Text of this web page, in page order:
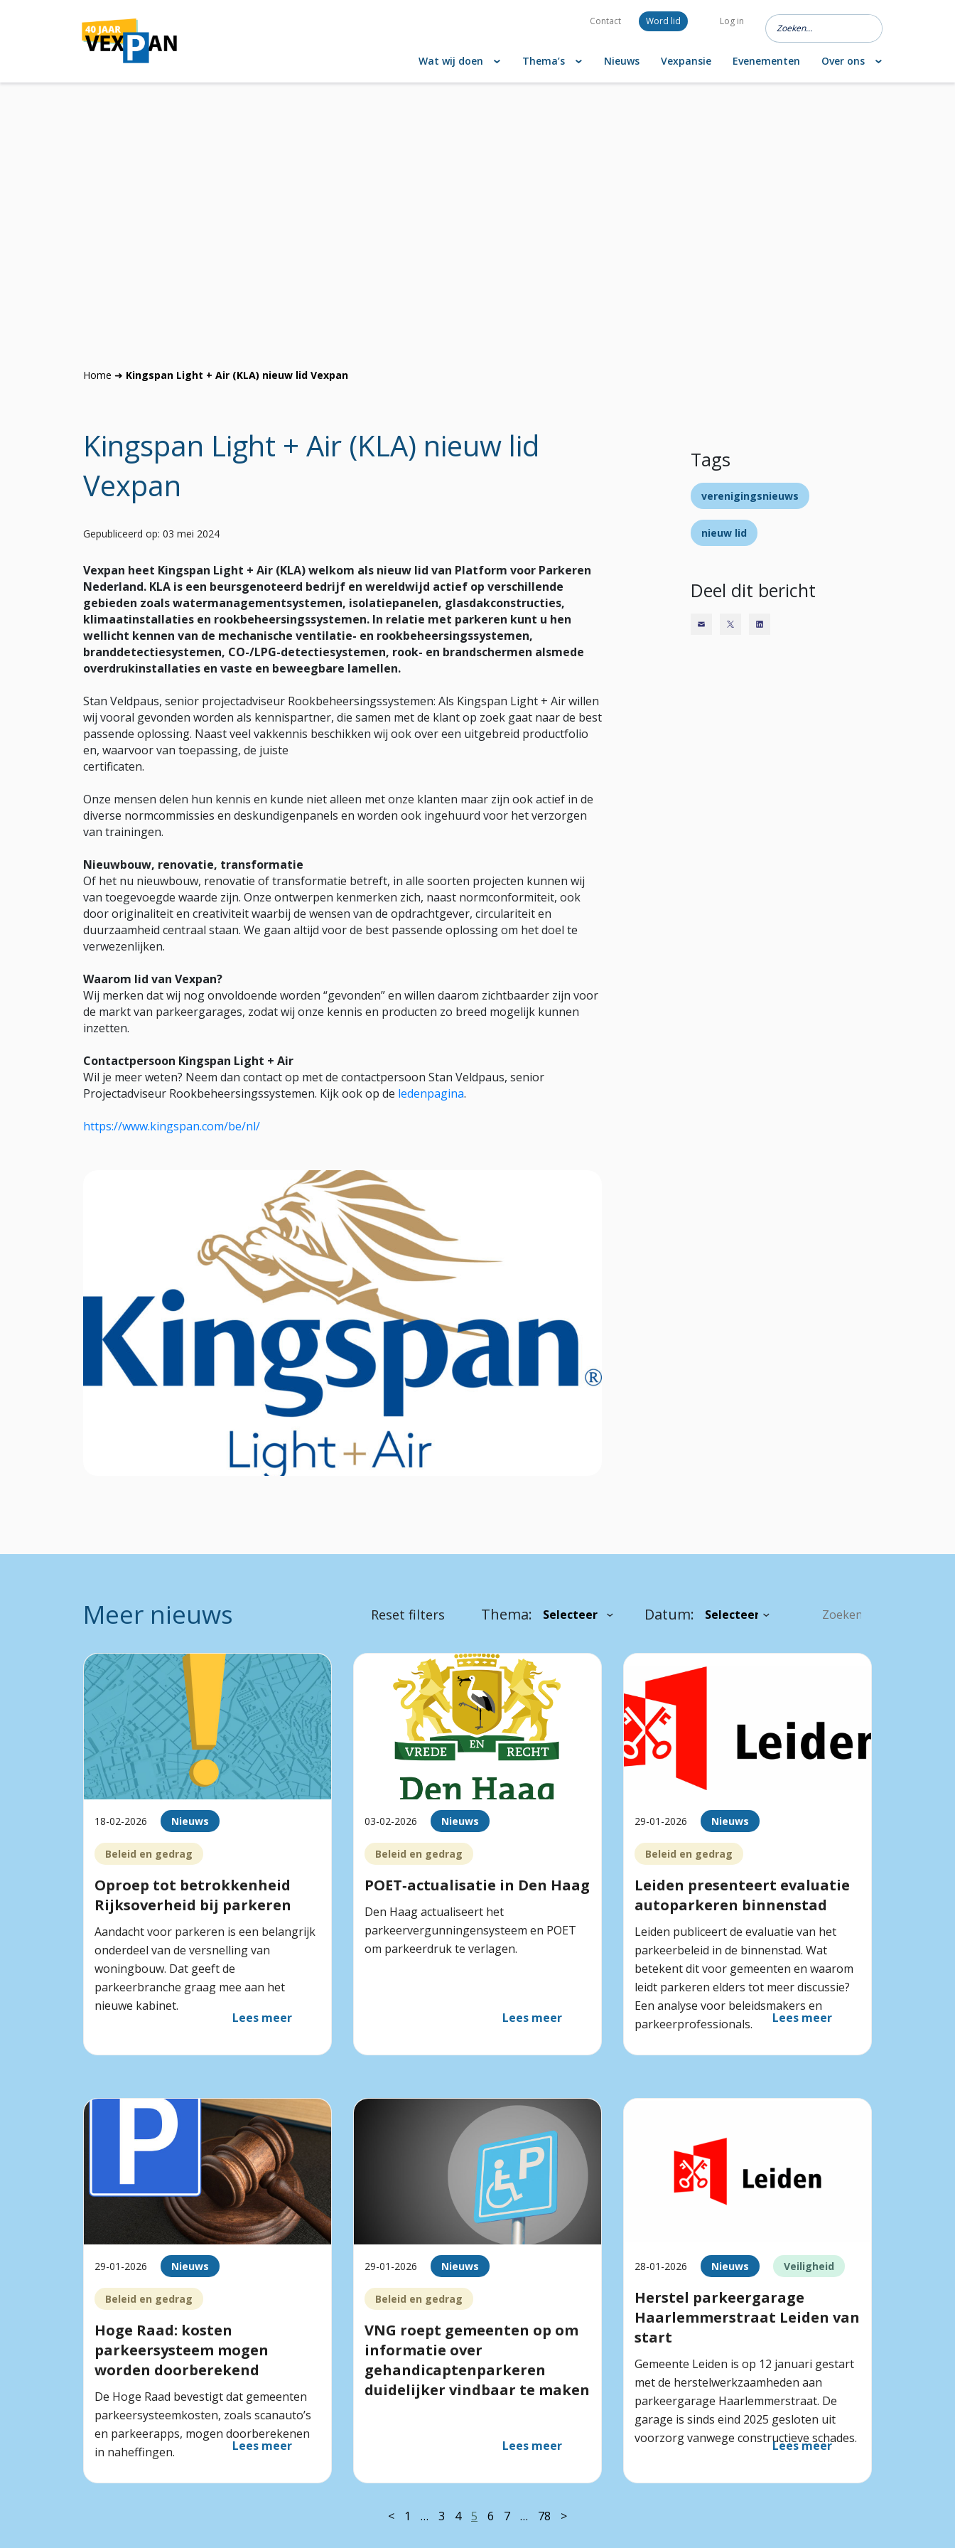
Contact Word lid Log in
Wat wij doen Thema’s Nieuws Vexpansie Evenementen Over ons
Home ➜ Kingspan Light + Air (KLA) nieuw lid Vexpan
Kingspan Light + Air (KLA) nieuw lid
Vexpan
Gepubliceerd op: 03 mei 2024
Vexpan heet Kingspan Light + Air (KLA) welkom als nieuw lid van Platform voor Parkeren
Nederland. KLA is een beursgenoteerd bedrijf en wereldwijd actief op verschillende
gebieden zoals watermanagementsystemen, isolatiepanelen, glasdakconstructies,
klimaatinstallaties en rookbeheersingssystemen. In relatie met parkeren kunt u hen
wellicht kennen van de mechanische ventilatie- en rookbeheersingssystemen,
branddetectiesystemen, CO-/LPG-detectiesystemen, rook- en brandschermen alsmede
overdrukinstallaties en vaste en beweegbare lamellen.
Stan Veldpaus, senior projectadviseur Rookbeheersingssystemen: Als Kingspan Light + Air willen
wij vooral gevonden worden als kennispartner, die samen met de klant op zoek gaat naar de best
passende oplossing. Naast veel vakkennis beschikken wij ook over een uitgebreid productfolio
en, waarvoor van toepassing, de juiste
certificaten.
Onze mensen delen hun kennis en kunde niet alleen met onze klanten maar zijn ook actief in de
diverse normcommissies en deskundigenpanels en worden ook ingehuurd voor het verzorgen
van trainingen.
Nieuwbouw, renovatie, transformatie
Of het nu nieuwbouw, renovatie of transformatie betreft, in alle soorten projecten kunnen wij
van toegevoegde waarde zijn. Onze ontwerpen kenmerken zich, naast normconformiteit, ook
door originaliteit en creativiteit waarbij de wensen van de opdrachtgever, circulariteit en
duurzaamheid centraal staan. We gaan altijd voor de best passende oplossing om het doel te
verwezenlijken.
Waarom lid van Vexpan?
Wij merken dat wij nog onvoldoende worden “gevonden” en willen daarom zichtbaarder zijn voor
de markt van parkeergarages, zodat wij onze kennis en producten zo breed mogelijk kunnen
inzetten.
Contactpersoon Kingspan Light + Air
Wil je meer weten? Neem dan contact op met de contactpersoon Stan Veldpaus, senior
Projectadviseur Rookbeheersingssystemen. Kijk ook op de ledenpagina.
https://www.kingspan.com/be/nl/
Tags
verenigingsnieuws
nieuw lid
Deel dit bericht
Meer nieuws Reset filters Thema: Datum:
18-02-2026 Nieuws
Beleid en gedrag
Oproep tot betrokkenheid
Rijksoverheid bij parkeren
Aandacht voor parkeren is een belangrijk
onderdeel van de versnelling van
woningbouw. Dat geeft de
parkeerbranche graag mee aan het
nieuwe kabinet.
Lees meer
03-02-2026 Nieuws
Beleid en gedrag
POET‑actualisatie in Den Haag
Den Haag actualiseert het
parkeervergunningensysteem en POET
om parkeerdruk te verlagen.
Lees meer
29-01-2026 Nieuws
Beleid en gedrag
Leiden presenteert evaluatie
autoparkeren binnenstad
Leiden publiceert de evaluatie van het
parkeerbeleid in de binnenstad. Wat
betekent dit voor gemeenten en waarom
leidt parkeren elders tot meer discussie?
Een analyse voor beleidsmakers en
parkeerprofessionals.
Lees meer
29-01-2026 Nieuws
Beleid en gedrag
Hoge Raad: kosten
parkeersysteem mogen
worden doorberekend
De Hoge Raad bevestigt dat gemeenten
parkeersysteemkosten, zoals scanauto’s
en parkeerapps, mogen doorberekenen
in naheffingen.
Lees meer
29-01-2026 Nieuws
Beleid en gedrag
VNG roept gemeenten op om
informatie over
gehandicaptenparkeren
duidelijker vindbaar te maken
Lees meer
28-01-2026 Nieuws Veiligheid
Herstel parkeergarage
Haarlemmerstraat Leiden van
start
Gemeente Leiden is op 12 januari gestart
met de herstelwerkzaamheden aan
parkeergarage Haarlemmerstraat. De
garage is sinds eind 2025 gesloten uit
voorzorg vanwege constructieve schades.
Lees meer
< 1 … 3 4 5 6 7 … 78 >